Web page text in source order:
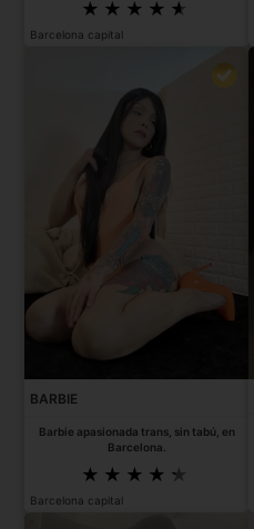
Barcelona capital
BARBIE
Barbie apasionada trans, sin tabú, en
Barcelona.
Barcelona capital